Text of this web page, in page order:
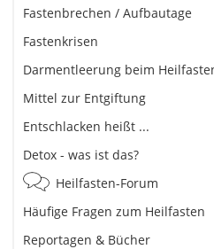
Fastenbrechen / Aufbautage
Fastenkrisen
Darmentleerung beim
Mittel zur Entgiftung
Entschlacken heißt ...
Detox - was ist das?
Heilfasten-Forum
Häufige Fragen zum Heilfasten
Reportagen & Bücher